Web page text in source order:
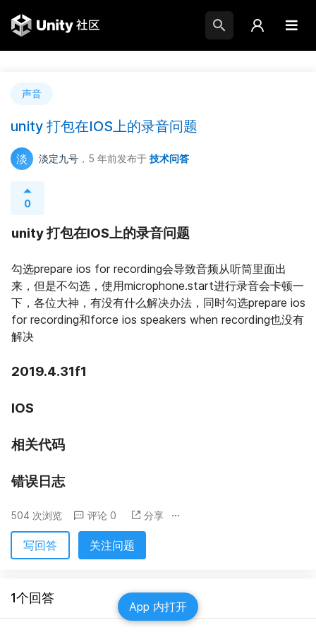
声音
unity 打包在IOS上的录音问题
淡 淡定九号 ，5 年前发布于 技术问答
0
unity 打包在IOS上的录音问题
勾选prepare ios for recording会导致音频从听筒里面出
来，但是不勾选，使用microphone.start进行录音会卡顿一
下，各位大神，有没有什么解决办法，同时勾选prepare ios
for recording和force ios speakers when recording也没有
解决
2019.4.31f1
IOS
相关代码
错误日志
504 次浏览 评论 0 分享
写回答 关注问题
1个回答
App 内打开